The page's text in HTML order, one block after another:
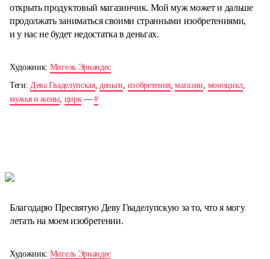
открыть продуктовый магазинчик. Мой муж может и дальше
продолжать заниматься своими странными изобретениями,
и у нас не будет недостатка в деньгах.
Художник: Мигель Эрнандес
Теги:Дева Гваделупская,деньги, изобретения,магазин, моноцикл,
мужья и жены, цирк—#
Благодарю Пресвятую Деву Гваделупскую за то, что я могу
летать на моем изобретении.
Художник: Мигель Эрнандес